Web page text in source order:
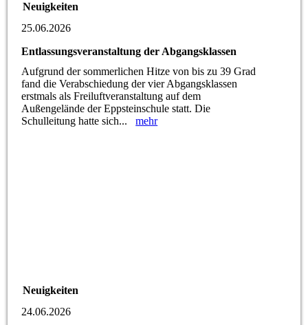
Neuigkeiten
25.06.2026
Entlassungsveranstaltung der Abgangsklassen
Aufgrund der sommerlichen Hitze von bis zu 39 Grad
fand die Verabschiedung der vier Abgangsklassen
erstmals als Freiluftveranstaltung auf dem
Außengelände der Eppsteinschule statt. Die
Schulleitung hatte sich...mehr
Neuigkeiten
24.06.2026